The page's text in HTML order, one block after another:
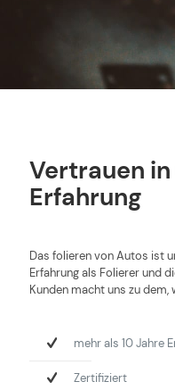
Vertrauen
Erfahrung
Das folieren von Autos ist
Erfahrung als Folierer und
Kunden macht uns zu dem,
mehr als 10 Jahre
Zertifiziert